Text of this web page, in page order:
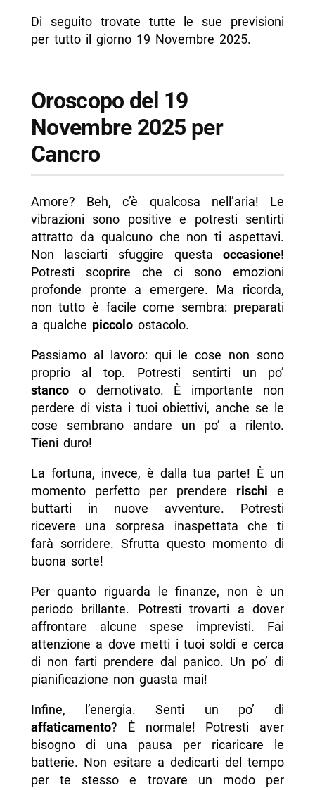
Di seguito trovate tutte le sue previsioni
per tutto il giorno 19 Novembre 2025.
Oroscopo del 19
Novembre 2025 per
Cancro
Amore? Beh, c’è qualcosa nell’aria! Le
vibrazioni sono positive e potresti sentirti
attratto da qualcuno che non ti aspettavi.
Non lasciarti sfuggire questaoccasione!
Potresti scoprire che ci sono emozioni
profonde pronte a emergere. Ma ricorda,
non tutto è facile come sembra: preparati
a qualche piccoloostacolo.
Passiamo al lavoro: qui le cose non sono
proprio al top. Potresti sentirti un po’
stancoo demotivato. È importante non
perdere di vista i tuoi obiettivi, anche se le
cose sembrano andare un po’ a rilento.
Tieni duro!
La fortuna, invece, è dalla tua parte! È un
momento perfetto per prendere rischi e
buttarti in nuove avventure. Potresti
ricevere una sorpresa inaspettata che ti
farà sorridere. Sfrutta questo momento di
buona sorte!
Per quanto riguarda le finanze, non è un
periodo brillante. Potresti trovarti a dover
affrontare alcune spese imprevisti. Fai
attenzione a dove metti i tuoi soldi e cerca
di non farti prendere dal panico. Un po’ di
pianificazione non guasta mai!
Infine, l’energia. Senti un po’ di
affaticamento? È normale! Potresti aver
bisogno di una pausa per ricaricare le
batterie. Non esitare a dedicarti del tempo
per te stesso e trovare un modo per